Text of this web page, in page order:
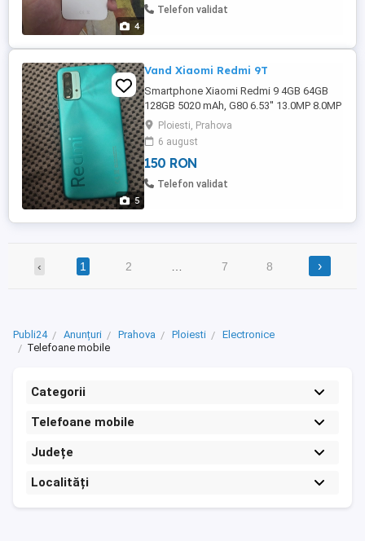
4
Telefon validat
5
Vand Xiaomi Redmi 9T
Smartphone Xiaomi Redmi 9 4GB 64GB
128GB 5020 mAh, G80 6.53'' 13.0MP 8.0MP
2340x1080 4G
Ploiesti, Prahova
6 august
150 RON
Telefon validat
‹ 1 2 7 8 ›
Publi24 Anunțuri Prahova Ploiesti
Electronice
Telefoane mobile
Categorii
Telefoane mobile
Județe
Localități